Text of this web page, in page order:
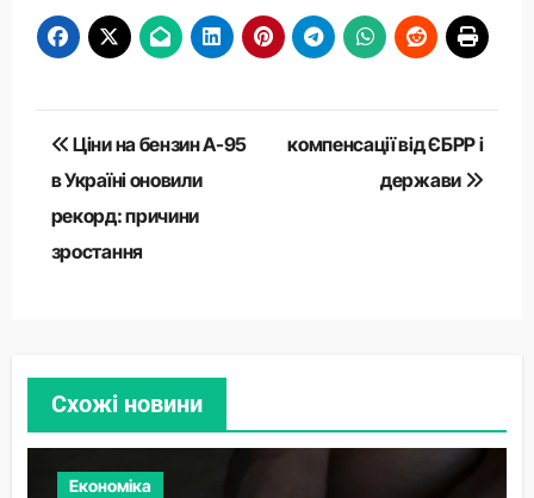
Навігація
записів
Ціни на бензин А-95
в Україні оновили
рекорд: причини
зростання
компенсації від ЄБРР і
держави
Схожі новини
Економіка